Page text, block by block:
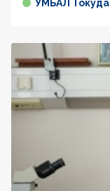
УМБАЛ Токуда